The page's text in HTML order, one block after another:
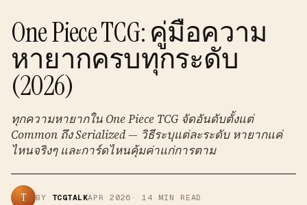
One Piece TCG: คู่มือความ
หายากครบทุกระดับ
(2026)
ทุกความหายากใน One Piece TCG จัดอันดับตั้งแต่
Common ถึง Serialized — วิธีระบุแต่ละระดับ หายากแค่
ไหนจริงๆ และการ์ดไหนคุ้มค่าแก่การตาม
T BY TCGTALKAPR 2026 ·14 MIN READ